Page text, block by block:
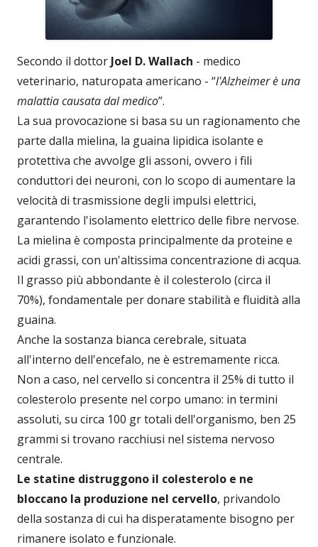
Secondo il dottor Joel D. Wallach - medico
veterinario, naturopata americano - “l'Alzheimer è una
malattia causata dal medico”.
La sua provocazione si basa su un ragionamento che
parte dalla mielina, la guaina lipidica isolante e
protettiva che avvolge gli assoni, ovvero i fili
conduttori dei neuroni, con lo scopo di aumentare la
velocità di trasmissione degli impulsi elettrici,
garantendo l'isolamento elettrico delle fibre nervose.
La mielina è composta principalmente da proteine e
acidi grassi, con un'altissima concentrazione di acqua.
Il grasso più abbondante è il colesterolo (circa il
70%), fondamentale per donare stabilità e fluidità alla
guaina.
Anche la sostanza bianca cerebrale, situata
all'interno dell'encefalo, ne è estremamente ricca.
Non a caso, nel cervello si concentra il 25% di tutto il
colesterolo presente nel corpo umano: in termini
assoluti, su circa 100 gr totali dell'organismo, ben 25
grammi si trovano racchiusi nel sistema nervoso
centrale.
Le statine distruggono il colesterolo e ne
bloccano la produzione nel cervello, privandolo
della sostanza di cui ha disperatamente bisogno per
rimanere isolato e funzionale.